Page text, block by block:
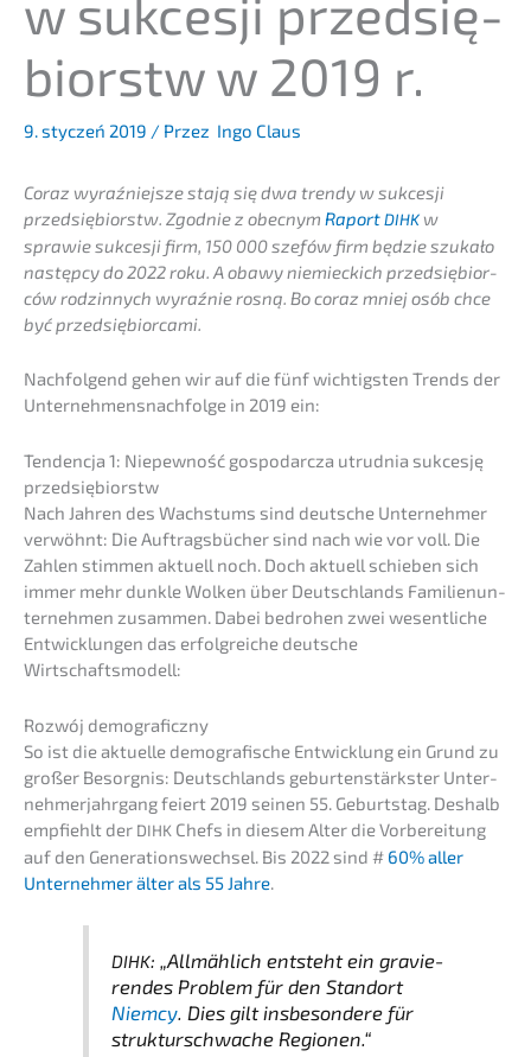
w sukces­ji przedsię­
bi­orstw w 2019 r.
9. styczeń 2019 / Przez Ingo Claus
Coraz wyraź­nie­js­ze stają się dwa trendy w sukces­ji
przedsię­bi­orstw. Zgodnie z obecnym RaportDIHK w
sprawie sukces­ji firm, 150 000 szefów firm będzie szukało
następ­cy do 2022 roku. A obawy niemieckich przedsię­bi­or­
ców rodzin­nych wyraź­nie rosną. Bo coraz mniej osób chce
być przedsiębiorcami.
Nachfol­gend gehen wir auf die fünf wichtigs­ten Trends der
Unternehmens­nachfolge in 2019 ein:
Tenden­c­ja 1: Niepew­ność gospodar­c­za utrud­nia sukces­ję
przedsiębiorstw
Nach Jahren des Wachs­tums sind deutsche Unter­neh­mer
verwöhnt: Die Auftrags­bü­cher sind nach wie vor voll. Die
Zahlen stimmen aktuell noch. Doch aktuell schie­ben sich
immer mehr dunkle Wolken über Deutsch­lands Famili­en­un­
ter­neh­men zusam­men. Dabei bedro­hen zwei wesent­li­che
Entwick­lun­gen das erfolg­rei­che deutsche
Wirtschaftsmodell:
Rozwój demogra­ficz­ny
So ist die aktuel­le demogra­fi­sche Entwick­lung ein Grund zu
großer Besorg­nis: Deutsch­lands gebur­ten­stärks­ter Unter­
neh­mer­jahr­gang feiert 2019 seinen 55. Geburts­tag. Deshalb
empfiehlt der DIHK Chefs in diesem Alter die Vorbe­rei­tung
auf den Generations­wechsel. Bis 2022 sind # 60% aller
Unter­neh­mer älter als 55 Jahre.
DIHK: „Allmäh­lich entsteht ein gravie­
ren­des Problem für den Stand­ort
Niemcy. Dies gilt insbe­son­de­re für
struk­tur­schwa­che Regionen.“